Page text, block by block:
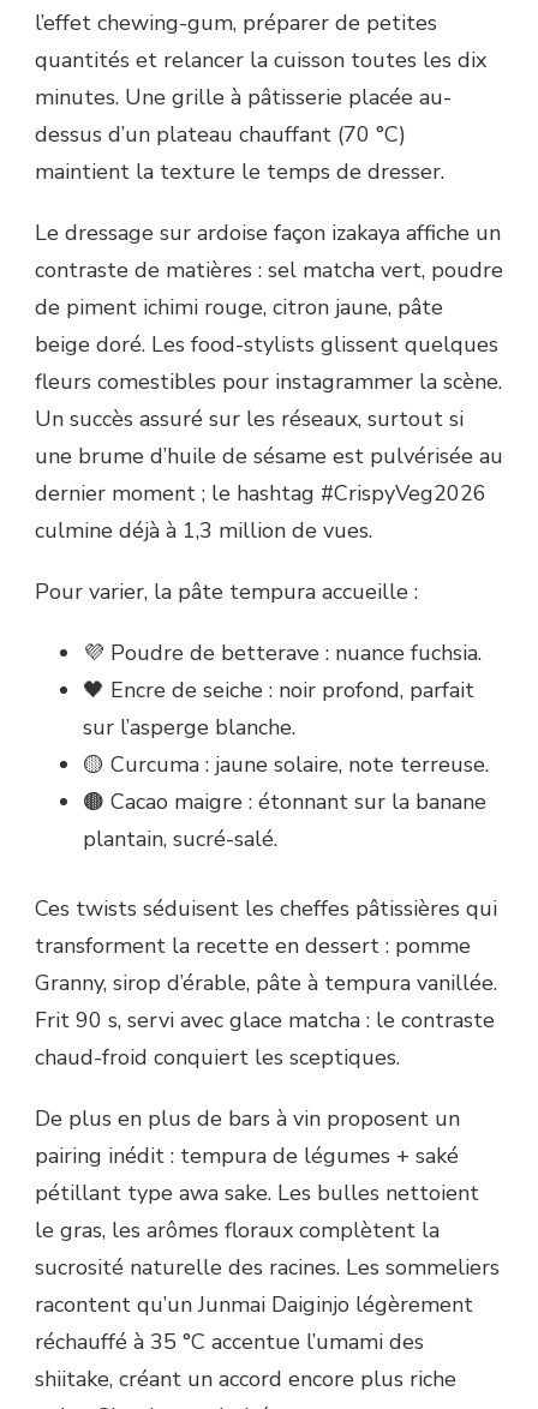
l’effet chewing-gum, préparer de petites
quantités et relancer la cuisson toutes les dix
minutes. Une grille à pâtisserie placée au-
dessus d’un plateau chauffant (70 °C)
maintient la texture le temps de dresser.
Le dressage sur ardoise façon izakaya affiche un
contraste de matières : sel matcha vert, poudre
de piment ichimi rouge, citron jaune, pâte
beige doré. Les food-stylists glissent quelques
fleurs comestibles pour instagrammer la scène.
Un succès assuré sur les réseaux, surtout si
une brume d’huile de sésame est pulvérisée au
dernier moment ; le hashtag #CrispyVeg2026
culmine déjà à 1,3 million de vues.
Pour varier, la pâte tempura accueille :
💜 Poudre de betterave : nuance fuchsia.
🖤 Encre de seiche : noir profond, parfait
sur l’asperge blanche.
🟡 Curcuma : jaune solaire, note terreuse.
🟤 Cacao maigre : étonnant sur la banane
plantain, sucré-salé.
Ces twists séduisent les cheffes pâtissières qui
transforment la recette en dessert : pomme
Granny, sirop d’érable, pâte à tempura vanillée.
Frit 90 s, servi avec glace matcha : le contraste
chaud-froid conquiert les sceptiques.
De plus en plus de bars à vin proposent un
pairing inédit : tempura de légumes + saké
pétillant type awa sake. Les bulles nettoient
le gras, les arômes floraux complètent la
sucrosité naturelle des racines. Les sommeliers
racontent qu’un Junmai Daiginjo légèrement
réchauffé à 35 °C accentue l’umami des
shiitake, créant un accord encore plus riche